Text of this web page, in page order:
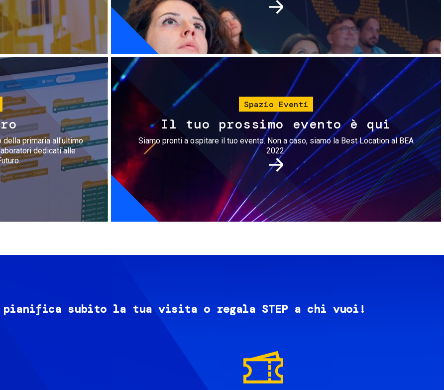
primaria all'ultimo
dedicati alle
Immagine
Spazio Eventi
Il tuo prossimo evento è qui
Siamo pronti a ospitare il tuo evento. Non a caso, siamo la Best Location al BEA
2022.
subito la tua visita o regala STEP a chi vuoi!